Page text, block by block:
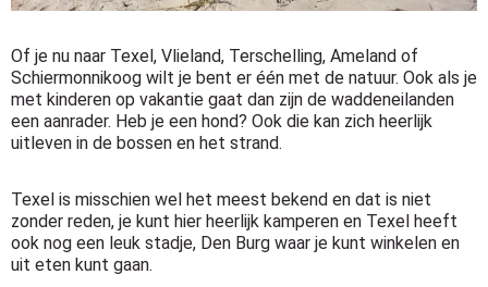
Of je nu naar Texel, Vlieland, Terschelling, Ameland of
Schiermonnikoog wilt je bent er één met de natuur. Ook als je
met kinderen op vakantie gaat dan zijn de waddeneilanden
een aanrader. Heb je een hond? Ook die kan zich heerlijk
uitleven in de bossen en het strand.
Texel is misschien wel het meest bekend en dat is niet
zonder reden, je kunt hier heerlijk kamperen en Texel heeft
ook nog een leuk stadje, Den Burg waar je kunt winkelen en
uit eten kunt gaan.